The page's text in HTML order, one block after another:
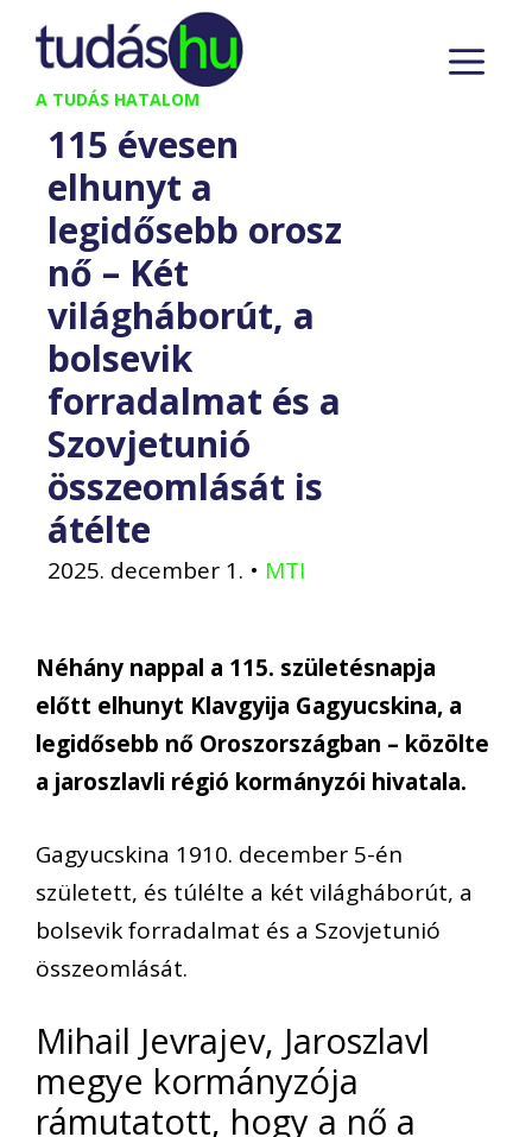
Kilépés
tartalomba
A TUDÁS HATALOM
115 évesen
elhunyt a
legidősebb orosz
nő – Két
világháborút, a
bolsevik
forradalmat és a
Szovjetunió
összeomlását is
átélte
2025. december 1. • MTI
Néhány nappal a 115. születésnapja
előtt elhunyt Klavgyija Gagyucskina, a
legidősebb nő Oroszországban – közölte
a jaroszlavli régió kormányzói hivatala.
Gagyucskina 1910. december 5-én
született, és túlélte a két világháborút, a
bolsevik forradalmat és a Szovjetunió
összeomlását.
Mihail Jevrajev, Jaroszlavl
megye kormányzója
rámutatott, hogy a nő a